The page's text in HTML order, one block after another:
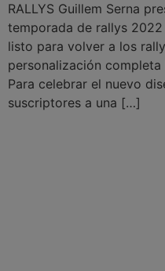
RALLYS Guillem Serna
temporada de rallys
listo para volver a los
personalización
Para celebrar el nuevo
suscriptores a una […]